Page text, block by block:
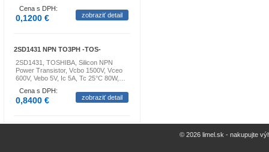
Cena s DPH:
0,1200 € zobraziť detail
2SD1431 NPN TO3PH -TOS-
2SD1431, TOSHIBA, Silicon NPN
Power Transistor, Vcbo 1500V, Vceo
600V, Vebo 5V, Ic 5A, Tc 25°C 80W,…
Cena s DPH:
0,8400 € zobraziť detail
© 2026 limel.sk - nakupujte